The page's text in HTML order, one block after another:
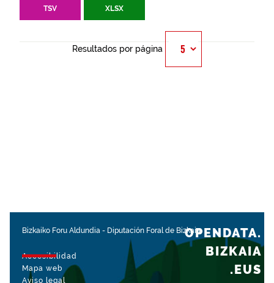
TSV XLSX
Resultados por página
Bizkaiko Foru Aldundia - Diputación Foral de Bizkaia
Accesibilidad
Mapa web
Aviso legal
OPENDATA.
BIZKAIA
.EUS